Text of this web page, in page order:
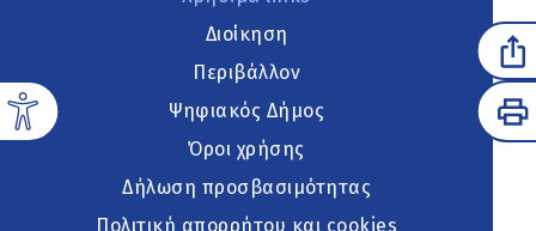
Διοίκηση
Περιβάλλον
Ψηφιακός Δήμος
Όροι χρήσης
Δήλωση προσβασιμότητας
Πολιτική απορρήτου και cookies